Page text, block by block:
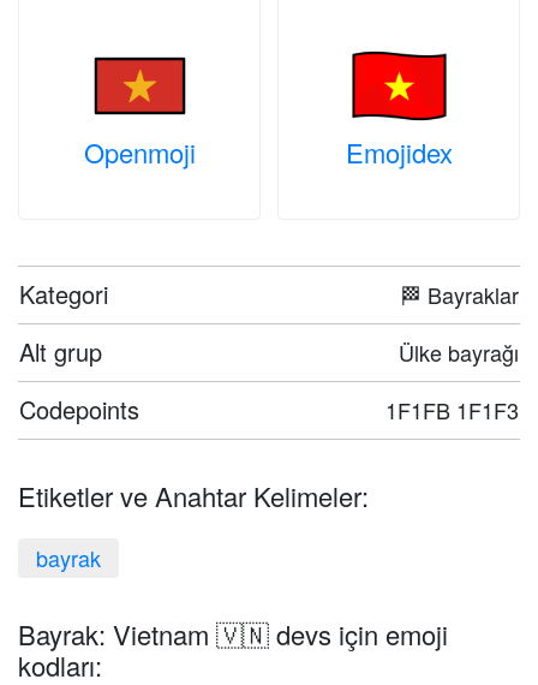
Openmoji Emojidex
Kategori 🏁 Bayraklar
Alt grup Ülke bayrağı
Codepoints 1F1FB 1F1F3
Etiketler ve Anahtar Kelimeler:
bayrak
Bayrak: Vietnam 🇻🇳 devs için emoji
kodları: